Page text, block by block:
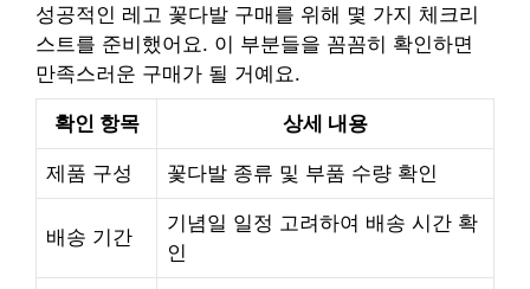
성공적인 레고 꽃다발 구매를 위해 몇 가지 체크리
스트를 준비했어요. 이 부분들을 꼼꼼히 확인하면
만족스러운 구매가 될 거예요.
확인 항목 상세 내용
제품 구성 꽃다발 종류 및 부품 수량 확인
배송 기간
기념일 일정 고려하여 배송 시간 확
인